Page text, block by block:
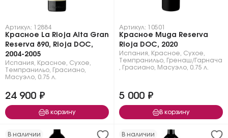
Артикул: 12884
Красное La Rioja Alta Gran
Reserva 890, Rioja DOC,
2004-2005
Испания Красное Сухое
Темпранильо
Грасиано
Масуэло 0.75 л.
24 900 ₽
В корзину
Артикул: 10501
Красное Muga Reserva
Rioja DOC, 2020
Испания Красное Сухое
Темпранильо
Гренаш/Гарнача
Грасиано Масуэло 0.75 л.
5 000 ₽
В корзину
В наличии В наличии